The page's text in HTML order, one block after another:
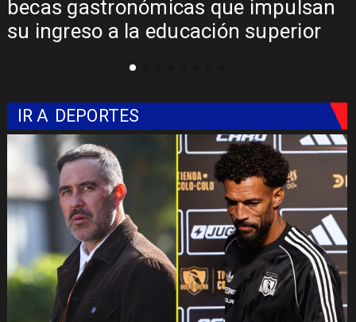
becas gastronómicas que impulsan
su ingreso a la educación superior
IR A DEPORTES